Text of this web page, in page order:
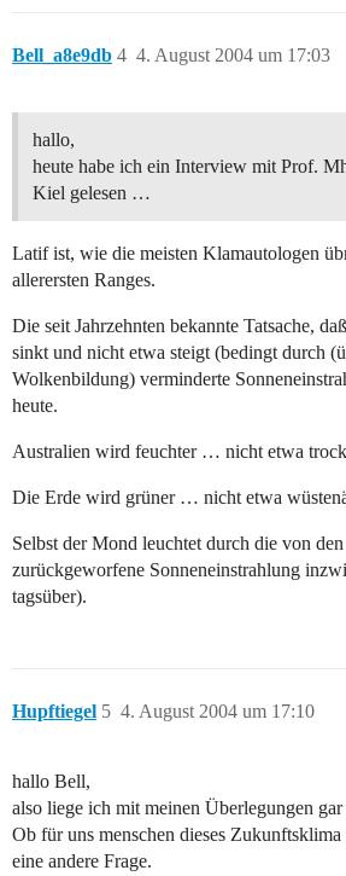
Bell_a8e9db 4. August 2004 um 17:03
4
hallo,
heute habe ich ein Interview mit Prof.
Kiel gelesen …
Latif ist, wie die meisten Klamautologen
allerersten Ranges.
Die seit Jahrzehnten bekannte Tatsache,
sinkt und nicht etwa steigt (bedingt durch
Wolkenbildung) verminderte
heute.
Australien wird feuchter … nicht etwa
Die Erde wird grüner … nicht etwa
Selbst der Mond leuchtet durch die von
zurückgeworfene Sonneneinstrahlung
tagsüber).
Hupftiegel 4. August 2004 um 17:10
5
hallo Bell,
also liege ich mit meinen Überlegungen
Ob für uns menschen dieses
eine andere Frage.